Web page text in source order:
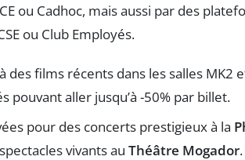
ou Cadhoc, mais aussi par des
ou Club Employés.
des films récents dans les salles MK2
pouvant aller jusqu’à -50% par billet.
pour des concerts prestigieux à la
vivants au Théâtre Mogador.